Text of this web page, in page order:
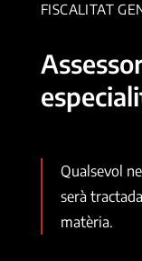
FISCALITAT
Qualsevol
serà
matèria.